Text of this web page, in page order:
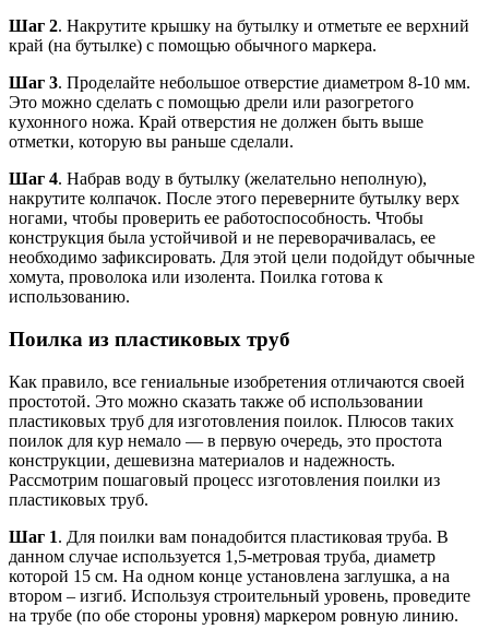
Шаг 2. Накрутите крышку на бутылку и отметьте ее верхний
край (на бутылке) с помощью обычного маркера.
Шаг 3. Проделайте небольшое отверстие диаметром 8-10 мм.
Это можно сделать с помощью дрели или разогретого
кухонного ножа. Край отверстия не должен быть выше
отметки, которую вы раньше сделали.
Шаг 4. Набрав воду в бутылку (желательно неполную),
накрутите колпачок. После этого переверните бутылку верх
ногами, чтобы проверить ее работоспособность. Чтобы
конструкция была устойчивой и не переворачивалась, ее
необходимо зафиксировать. Для этой цели подойдут обычные
хомута, проволока или изолента. Поилка готова к
использованию.
Поилка из пластиковых труб
Как правило, все гениальные изобретения отличаются своей
простотой. Это можно сказать также об использовании
пластиковых труб для изготовления поилок. Плюсов таких
поилок для кур немало — в первую очередь, это простота
конструкции, дешевизна материалов и надежность.
Рассмотрим пошаговый процесс изготовления поилки из
пластиковых труб.
Шаг 1. Для поилки вам понадобится пластиковая труба. В
данном случае используется 1,5-метровая труба, диаметр
которой 15 см. На одном конце установлена заглушка, а на
втором – изгиб. Используя строительный уровень, проведите
на трубе (по обе стороны уровня) маркером ровную линию.